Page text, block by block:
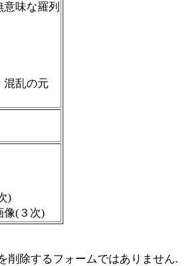
味な羅列
混乱の元
)
像(３次)
削除するフォームではありません.